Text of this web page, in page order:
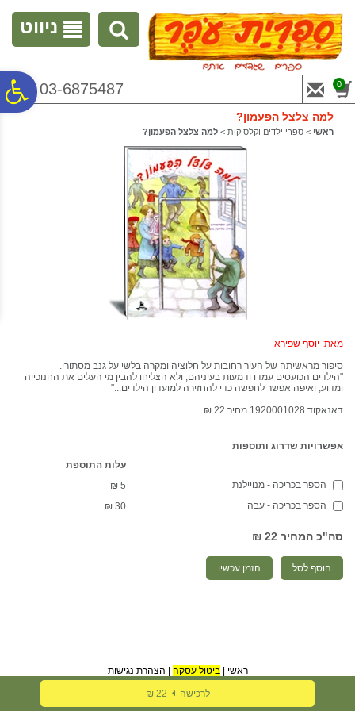
נגישות
אתר
המרכזי
ניווט
03-6875487 0
למה צלצל הפעמון?
ראשי > ספרי ילדים וקלסיקות > למה צלצל הפעמון?
מאת: יוסף שפירא
סיפור מראשיתה של העיר רחובות על חלוציה ומקרה בלשי על גנב מסתורי.
"הילדים הכועסים עמדו ודמעות בעיניהם, ולא הצליחו להבין מי העלים את החנוכייה
ומדוע, ואיפה אפשר לחפשה כדי להחזירה למועדון הילדים..."
דאנאקוד 1920001028 מחיר 22 ₪.
אפשרויות שדרוג ותוספות
עלות התוספת
הספר בכריכה - מנויילנת
5
₪
הספר בכריכה - עבה
30
₪
סה"כ המחיר 22 ₪
הוסף לסל הזמן עכשיו
ראשי |ביטול עסקה הצהרת נגישות
לרכישה 22 ₪